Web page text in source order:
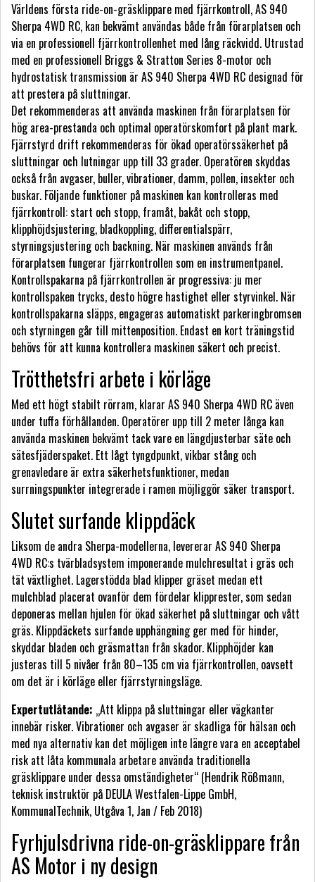
Världens första ride-on-gräsklippare med fjärrkontroll, AS 940
Sherpa 4WD RC, kan bekvämt användas både från förarplatsen och
via en professionell fjärrkontrollenhet med lång räckvidd. Utrustad
med en professionell Briggs & Stratton Series 8-motor och
hydrostatisk transmission är AS 940 Sherpa 4WD RC designad för
att prestera på sluttningar.
Det rekommenderas att använda maskinen från förarplatsen för
hög area-prestanda och optimal operatörskomfort på plant mark.
Fjärrstyrd drift rekommenderas för ökad operatörssäkerhet på
sluttningar och lutningar upp till 33 grader. Operatören skyddas
också från avgaser, buller, vibrationer, damm, pollen, insekter och
buskar. Följande funktioner på maskinen kan kontrolleras med
fjärrkontroll: start och stopp, framåt, bakåt och stopp,
klipphöjdsjustering, bladkoppling, differentialspärr,
styrningsjustering och backning. När maskinen används från
förarplatsen fungerar fjärrkontrollen som en instrumentpanel.
Kontrollspakarna på fjärrkontrollen är progressiva: ju mer
kontrollspaken trycks, desto högre hastighet eller styrvinkel. När
kontrollspakarna släpps, engageras automatiskt parkeringbromsen
och styrningen går till mittenposition. Endast en kort träningstid
behövs för att kunna kontrollera maskinen säkert och precist.
Trötthetsfri arbete i körläge
Med ett högt stabilt rörram, klarar AS 940 Sherpa 4WD RC även
under tuffa förhållanden. Operatörer upp till 2 meter långa kan
använda maskinen bekvämt tack vare en längdjusterbar säte och
sätesfjäderspaket. Ett lågt tyngdpunkt, vikbar stång och
grenavledare är extra säkerhetsfunktioner, medan
surrningspunkter integrerade i ramen möjliggör säker transport.
Slutet surfande klippdäck
Liksom de andra Sherpa-modellerna, levererar AS 940 Sherpa
4WD RC:s tvärbladsystem imponerande mulchresultat i gräs och
tät växtlighet. Lagerstödda blad klipper gräset medan ett
mulchblad placerat ovanför dem fördelar klipprester, som sedan
deponeras mellan hjulen för ökad säkerhet på sluttningar och vått
gräs. Klippdäckets surfande upphängning ger med för hinder,
skyddar bladen och gräsmattan från skador. Klipphöjder kan
justeras till 5 nivåer från 80–135 cm via fjärrkontrollen, oavsett
om det är i körläge eller fjärrstyrningsläge.
Expertutlåtande: „Att klippa på sluttningar eller vägkanter
innebär risker. Vibrationer och avgaser är skadliga för hälsan och
med nya alternativ kan det möjligen inte längre vara en acceptabel
risk att låta kommunala arbetare använda traditionella
gräsklippare under dessa omständigheter“ (Hendrik Rößmann,
teknisk instruktör på DEULA Westfalen-Lippe GmbH,
KommunalTechnik, Utgåva 1, Jan / Feb 2018)
Fyrhjulsdrivna ride-on-gräsklippare från
AS Motor i ny design